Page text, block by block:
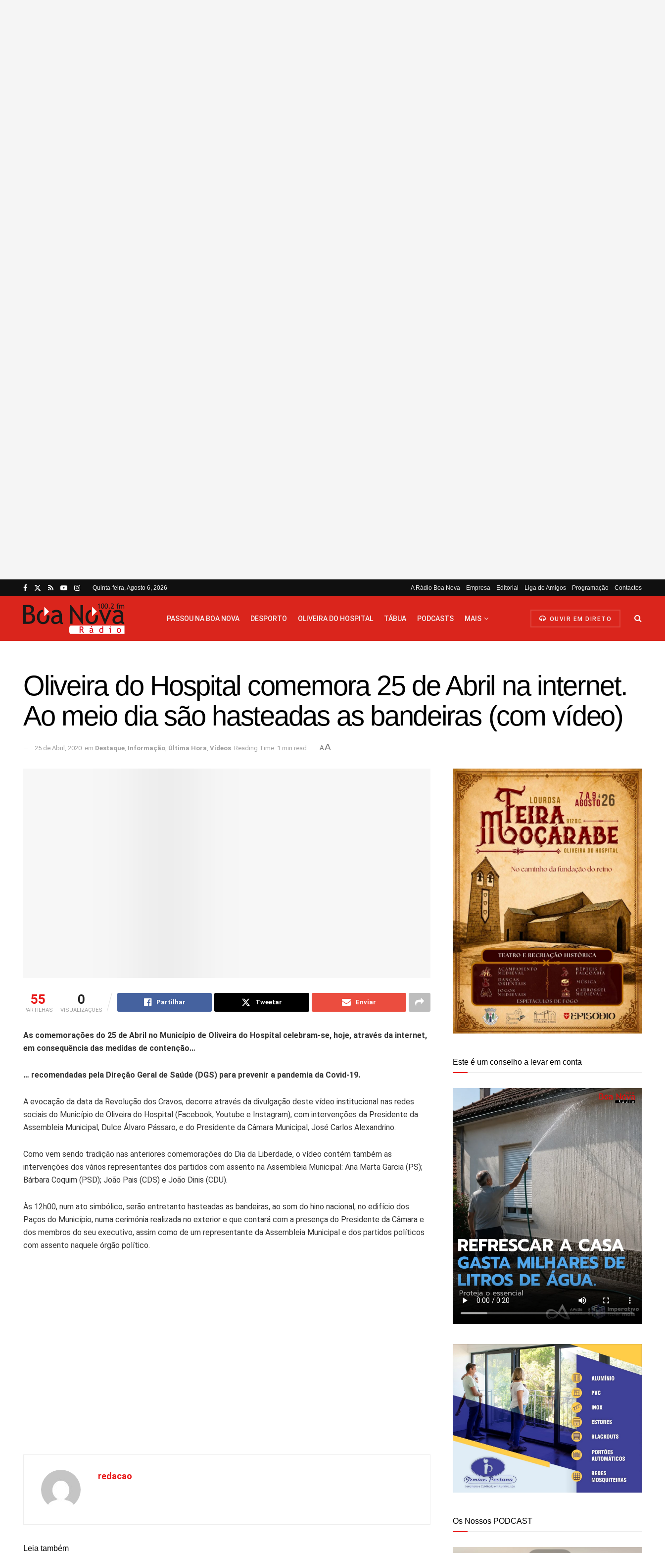
Quinta-feira, Agosto 6, 2026 A Rádio Boa Nova Empresa Editorial Liga de Amigos Programação Contactos
PASSOU NA BOA NOVA DESPORTO OLIVEIRA DO HOSPITAL TÁBUA PODCASTS MAIS OUVIR EM DIRETO
Oliveira do Hospital comemora 25 de Abril na internet.
Ao meio dia são hasteadas as bandeiras (com vídeo)
25 de Abril, 2020 em Destaque, Informação, Última Hora, Vídeos Reading Time: 1 min read AA
55
PARTILHAS
0
VISUALIZAÇÕES
Partilhar Tweetar Enviar
As comemorações do 25 de Abril no Município de Oliveira do Hospital celebram-se, hoje, através da internet,
em consequência das medidas de contenção…
… recomendadas pela Direção Geral de Saúde (DGS) para prevenir a pandemia da Covid-19.
A evocação da data da Revolução dos Cravos, decorre através da divulgação deste vídeo institucional nas redes
sociais do Município de Oliveira do Hospital (Facebook, Youtube e Instagram), com intervenções da Presidente da
Assembleia Municipal, Dulce Álvaro Pássaro, e do Presidente da Câmara Municipal, José Carlos Alexandrino.
Como vem sendo tradição nas anteriores comemorações do Dia da Liberdade, o vídeo contém também as
intervenções dos vários representantes dos partidos com assento na Assembleia Municipal: Ana Marta Garcia (PS);
Bárbara Coquim (PSD); João Pais (CDS) e João Dinis (CDU).
Às 12h00, num ato simbólico, serão entretanto hasteadas as bandeiras, ao som do hino nacional, no edifício dos
Paços do Município, numa cerimónia realizada no exterior e que contará com a presença do Presidente da Câmara e
dos membros do seu executivo, assim como de um representante da Assembleia Municipal e dos partidos políticos
com assento naquele órgão político.
redacao
Leia também
Este é um conselho a levar em conta
Os Nossos PODCAST